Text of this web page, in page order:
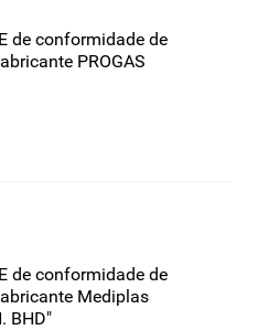
de conformidade de
PROGAS
de conformidade de
Mediplas
BHD"